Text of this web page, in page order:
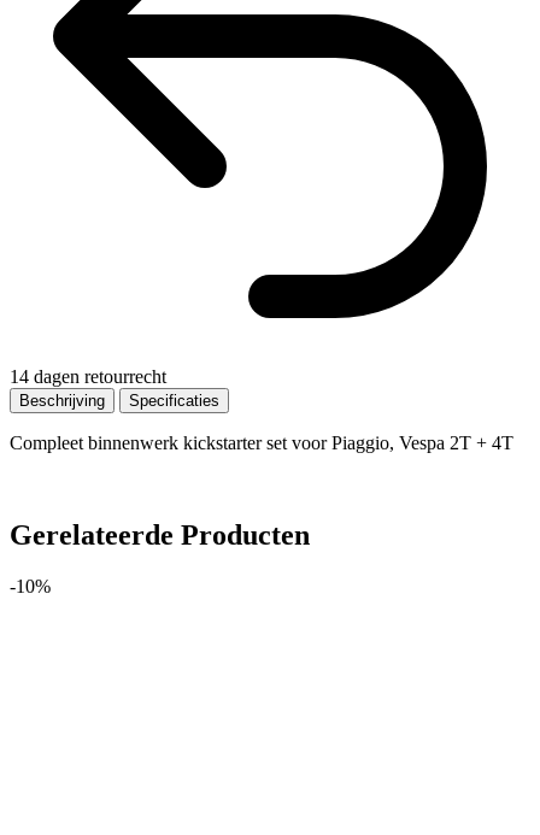
14 dagen retourrecht
Beschrijving Specificaties
Compleet binnenwerk kickstarter set voor Piaggio, Vespa 2T + 4T
Gerelateerde Producten
-10%